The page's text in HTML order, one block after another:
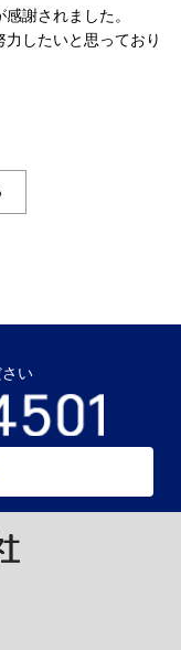
謝されました。
したいと思っており
い